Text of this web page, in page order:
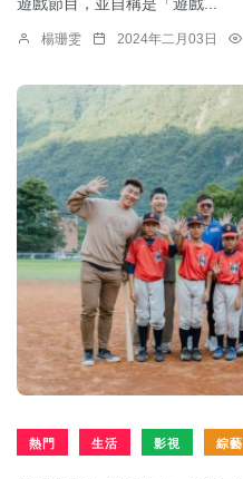
遊戲節目，並自稱是「遊戲...
楊珊雯 2024年二月03日
熱門 生活 影視 綜藝